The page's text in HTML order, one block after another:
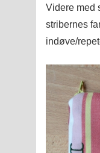
Videre med
stribernes
indøve/